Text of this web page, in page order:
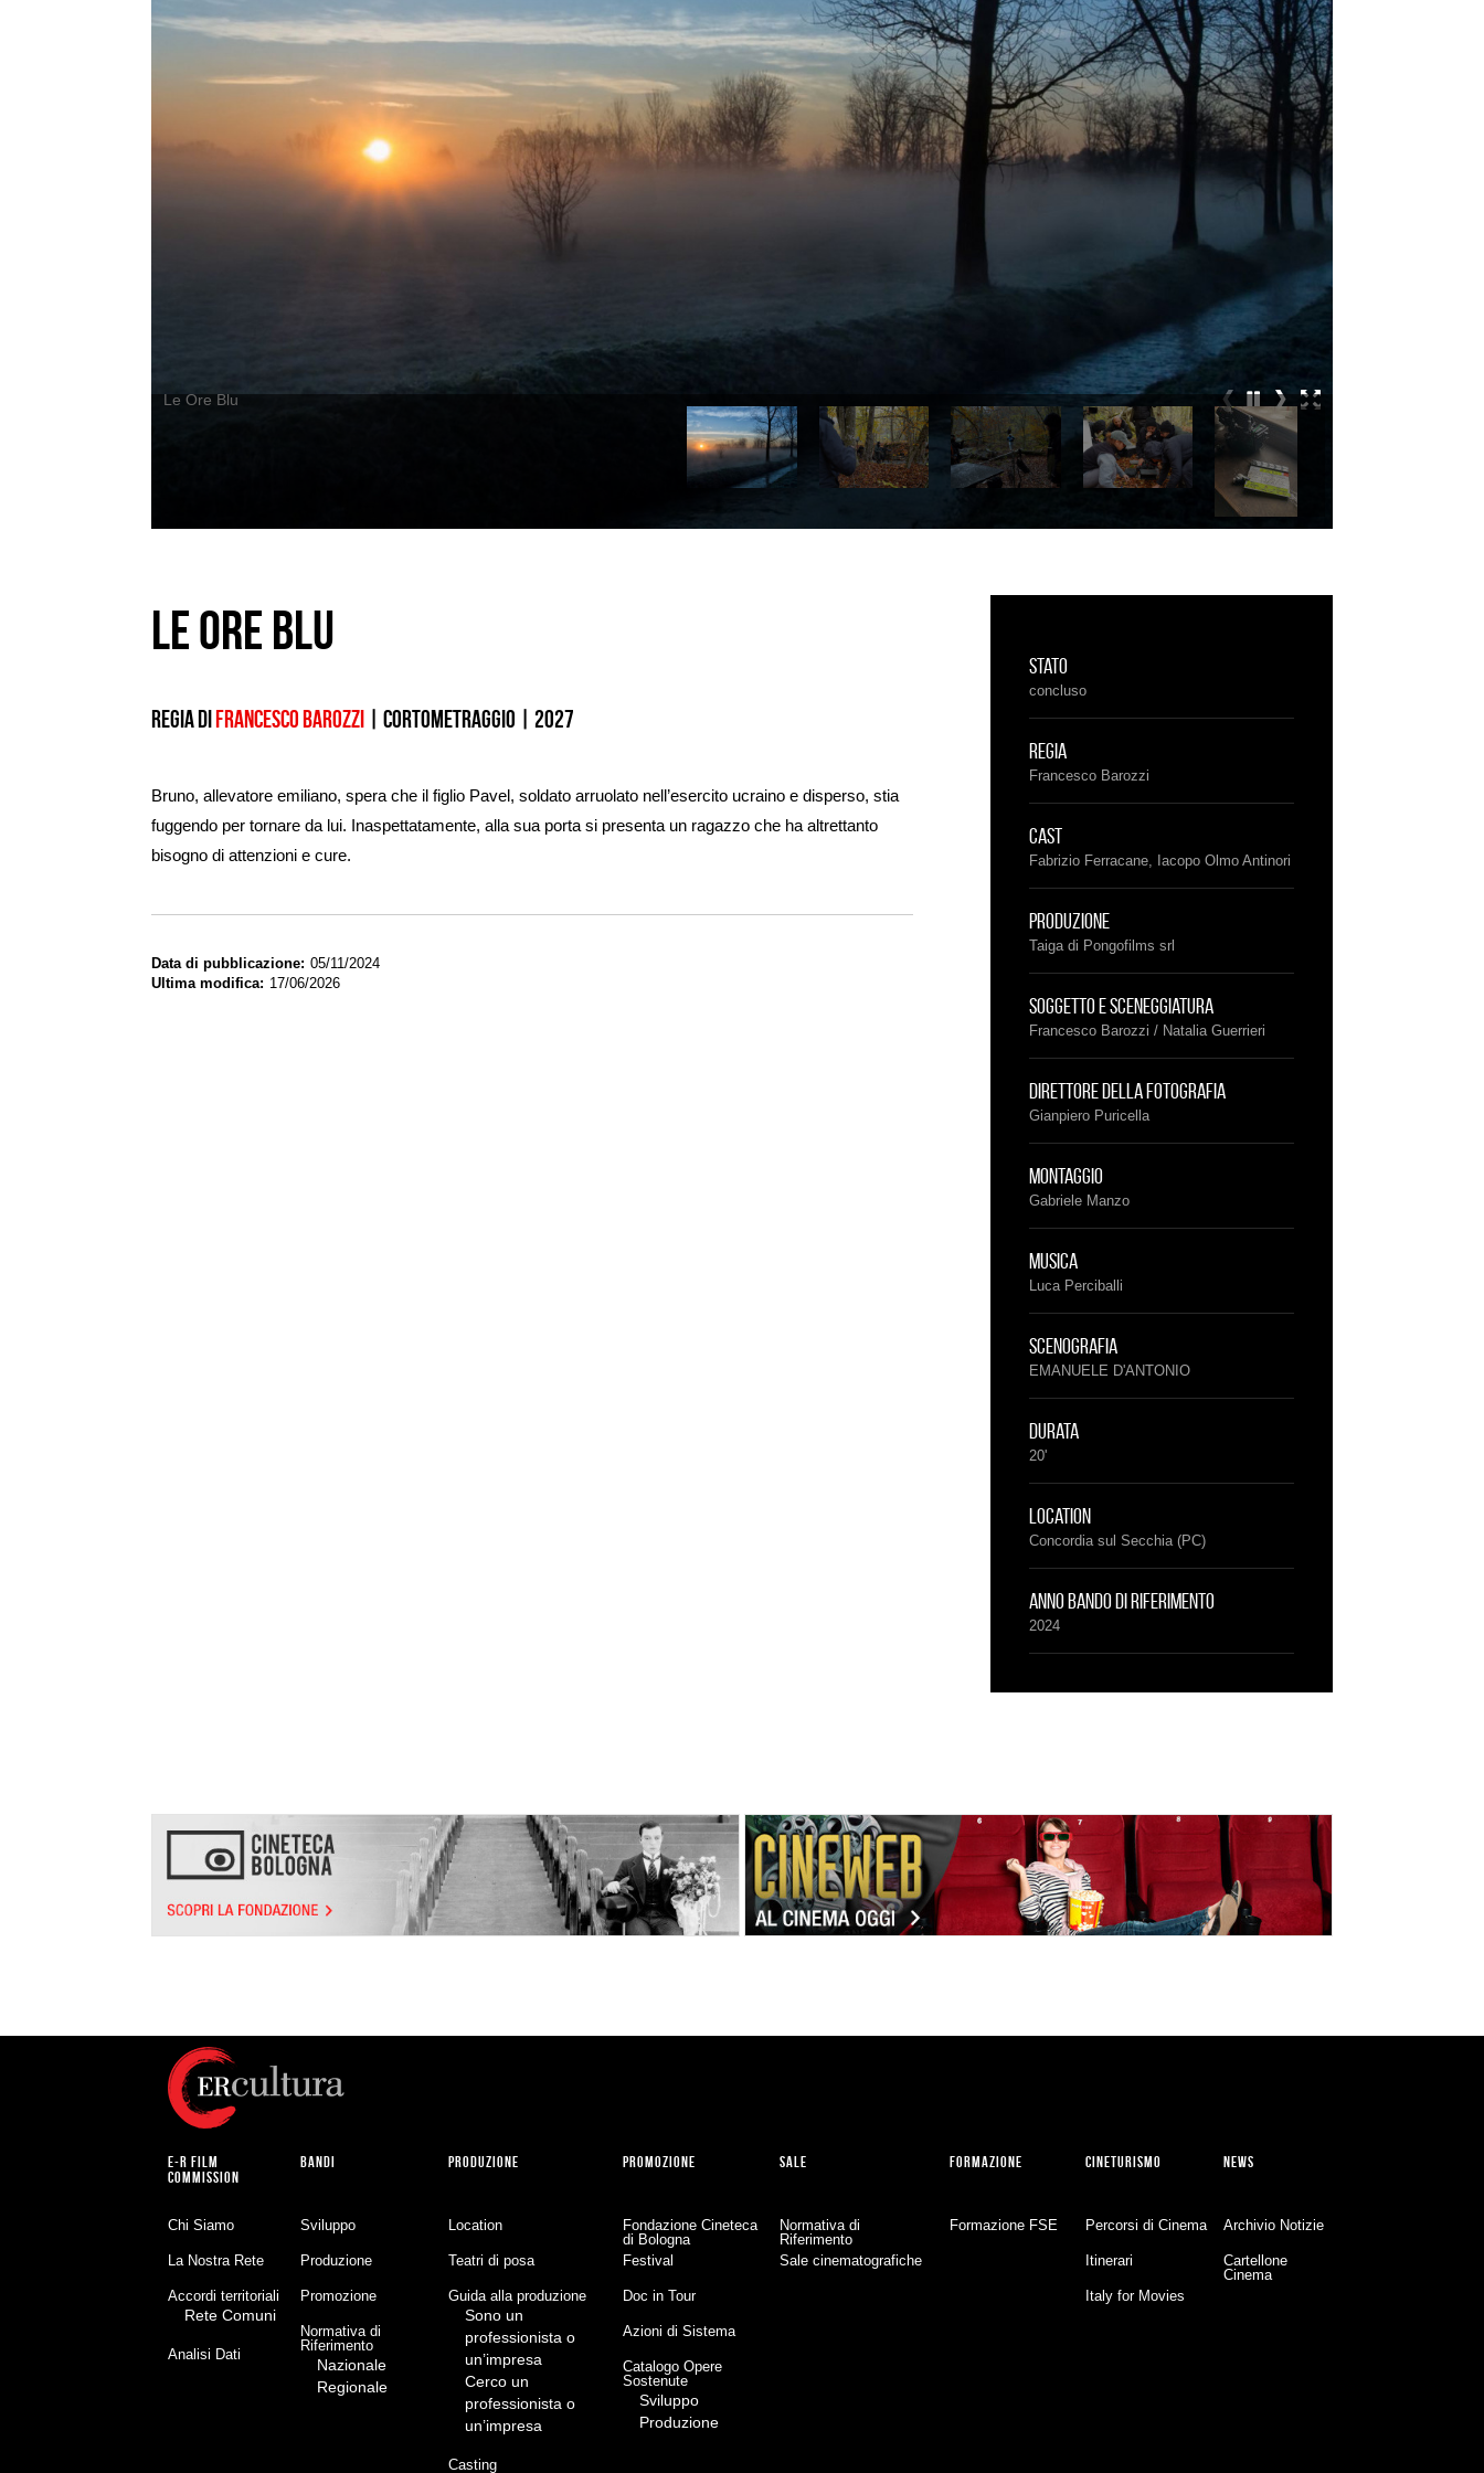
Le Ore Blu
Le ore blu
Regia diFrancesco Barozzi | cortometraggio | 2027
Bruno, allevatore emiliano, spera che il figlio Pavel, soldato arruolato nell’esercito ucraino e disperso, stia
fuggendo per tornare da lui. Inaspettatamente, alla sua porta si presenta un ragazzo che ha altrettanto
bisogno di attenzioni e cure.
Data di pubblicazione
05/11/2024
Ultima modifica
17/06/2026
Stato
concluso
Regia
Francesco Barozzi
Cast
Fabrizio Ferracane, Iacopo Olmo Antinori
Produzione
Taiga di Pongofilms srl
Soggetto e sceneggiatura
Francesco Barozzi / Natalia Guerrieri
Direttore della fotografia
Gianpiero Puricella
Montaggio
Gabriele Manzo
Musica
Luca Perciballi
Scenografia
EMANUELE D'ANTONIO
Durata
20'
Location
Concordia sul Secchia (PC)
Anno bando di riferimento
2024
E-R FILM
COMMISSION
Chi Siamo
La Nostra Rete
Accordi territoriali
Rete Comuni
Analisi Dati
BANDI
Sviluppo
Produzione
Promozione
Normativa di
Riferimento
Nazionale
Regionale
PRODUZIONE
Location
Teatri di posa
Guida alla produzione
Sono un
professionista o
un’impresa
Cerco un
professionista o
un’impresa
Casting
PROMOZIONE
Fondazione Cineteca
di Bologna
Festival
Doc in Tour
Azioni di Sistema
Catalogo Opere
Sostenute
Sviluppo
Produzione
SALE
Normativa di
Riferimento
Sale cinematografiche
FORMAZIONE
Formazione FSE
CINETURISMO
Percorsi di Cinema
Itinerari
Italy for Movies
NEWS
Archivio Notizie
Cartellone
Cinema